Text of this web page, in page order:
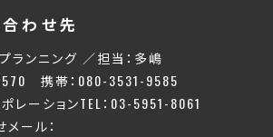
合わせ先
プランニング ／担当：多嶋
携帯：080-3531-9585
レーションTEL：03-5951-8061
ール：